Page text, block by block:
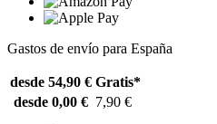
Gastos de envío para España
desde 54,90 € Gratis*
desde 0,00 € 7,90 €